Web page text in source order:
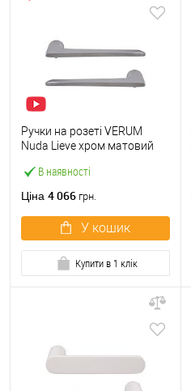
В наявності
Ручки на розеті VERUM
Nuda Lieve хром матовий
Ціна 4 066 грн.
У кошик
Купити в 1 клік